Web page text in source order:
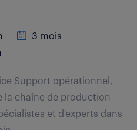
3 mois
Support opérationnel,
la chaîne de production
et d'experts dans